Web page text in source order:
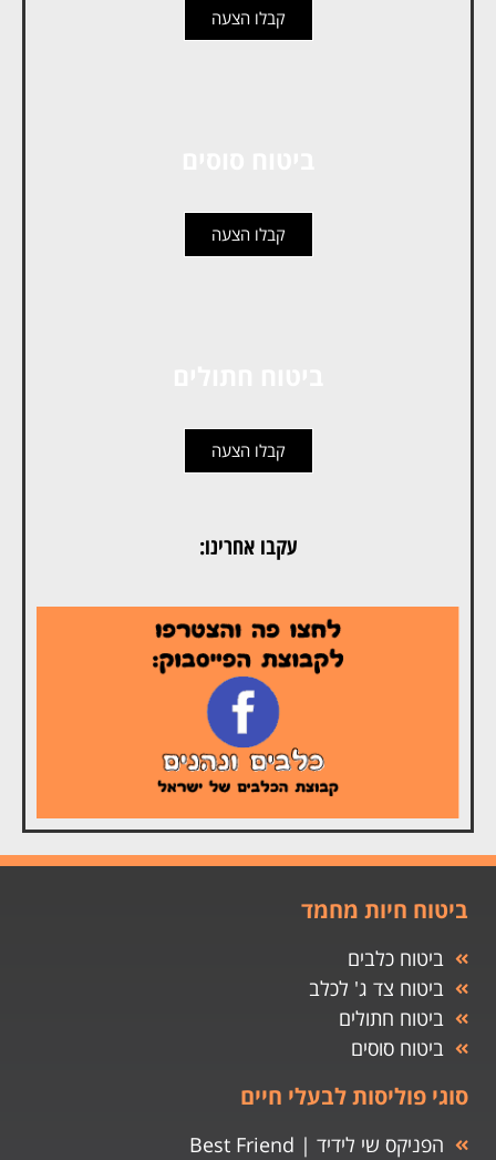
קבלו הצעה
קבלו הצעה
קבלו הצעה
עקבו אחרינו:
ביטוח חיות מחמד
ביטוח כלבים
ביטוח צד ג' לכלב
ביטוח חתולים
ביטוח סוסים
סוגי פוליסות לבעלי חיים
הפניקס שי לידיד | Best Friend